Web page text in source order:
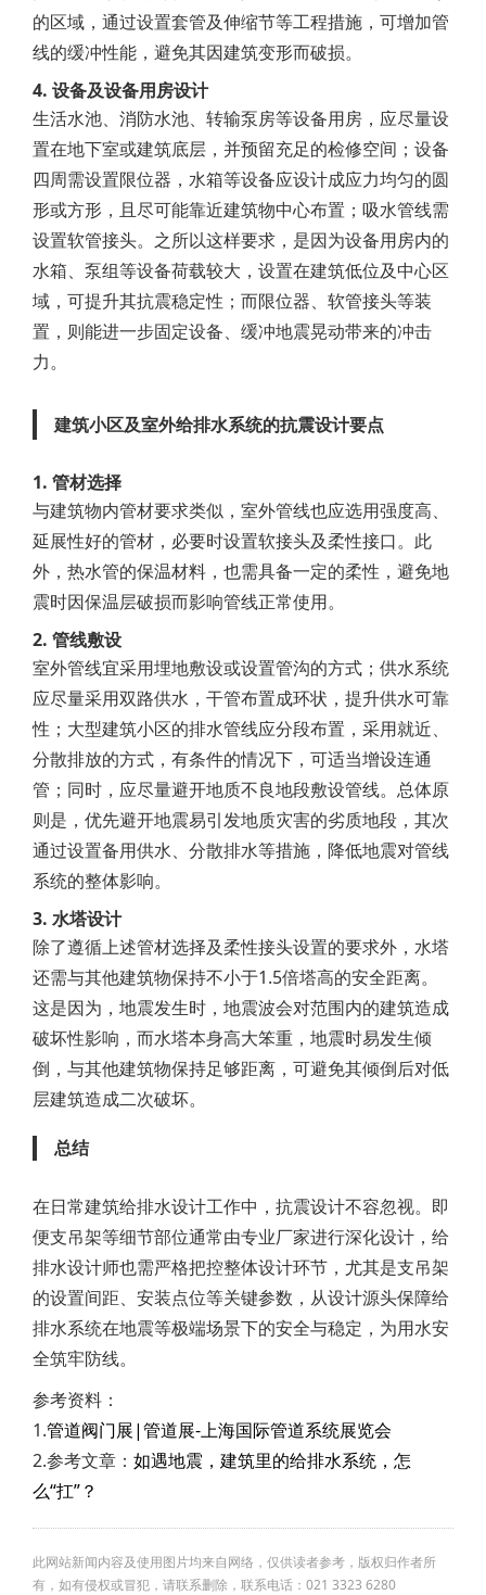
的区域，通过设置套管及伸缩节等工程措施，可增加管
线的缓冲性能，避免其因建筑变形而破损。
4. 设备及设备用房设计
生活水池、消防水池、转输泵房等设备用房，应尽量设
置在地下室或建筑底层，并预留充足的检修空间；设备
四周需设置限位器，水箱等设备应设计成应力均匀的圆
形或方形，且尽可能靠近建筑物中心布置；吸水管线需
设置软管接头。之所以这样要求，是因为设备用房内的
水箱、泵组等设备荷载较大，设置在建筑低位及中心区
域，可提升其抗震稳定性；而限位器、软管接头等装
置，则能进一步固定设备、缓冲地震晃动带来的冲击
力。
建筑小区及室外给排水系统的抗震设计要点
1. 管材选择
与建筑物内管材要求类似，室外管线也应选用强度高、
延展性好的管材，必要时设置软接头及柔性接口。此
外，热水管的保温材料，也需具备一定的柔性，避免地
震时因保温层破损而影响管线正常使用。
2. 管线敷设
室外管线宜采用埋地敷设或设置管沟的方式；供水系统
应尽量采用双路供水，干管布置成环状，提升供水可靠
性；大型建筑小区的排水管线应分段布置，采用就近、
分散排放的方式，有条件的情况下，可适当增设连通
管；同时，应尽量避开地质不良地段敷设管线。总体原
则是，优先避开地震易引发地质灾害的劣质地段，其次
通过设置备用供水、分散排水等措施，降低地震对管线
系统的整体影响。
3. 水塔设计
除了遵循上述管材选择及柔性接头设置的要求外，水塔
还需与其他建筑物保持不小于1.5倍塔高的安全距离。
这是因为，地震发生时，地震波会对范围内的建筑造成
破坏性影响，而水塔本身高大笨重，地震时易发生倾
倒，与其他建筑物保持足够距离，可避免其倾倒后对低
层建筑造成二次破坏。
总结
在日常建筑给排水设计工作中，抗震设计不容忽视。即
便支吊架等细节部位通常由专业厂家进行深化设计，给
排水设计师也需严格把控整体设计环节，尤其是支吊架
的设置间距、安装点位等关键参数，从设计源头保障给
排水系统在地震等极端场景下的安全与稳定，为用水安
全筑牢防线。
参考资料：
1.管道阀门展|管道展-上海国际管道系统展览会
2.参考文章： 如遇地震，建筑里的给排水系统，怎
么“扛”？
此网站新闻内容及使用图片均来自网络，仅供读者参考，版权归作者所
有，如有侵权或冒犯，请联系删除，联系电话：021 3323 6280